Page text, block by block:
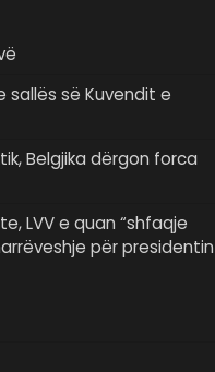
së Kuvendit e
Belgjika dërgon forca
LVV e quan “shfaqje
për presidentin